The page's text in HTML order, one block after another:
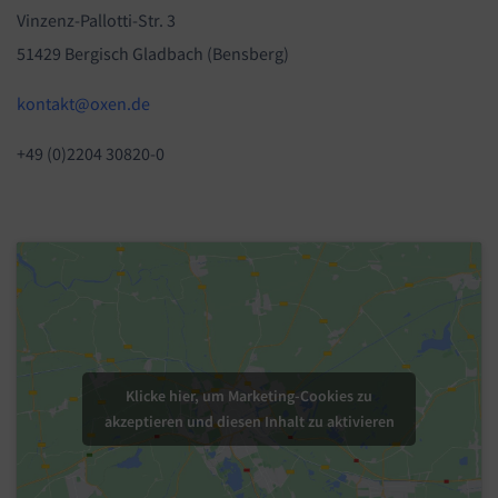
Vinzenz-Pallotti-Str. 3
51429 Bergisch Gladbach (Bensberg)
kontakt@oxen.de
+49 (0)2204 30820-0
Klicke hier, um Marketing-Cookies zu
akzeptieren und diesen Inhalt zu aktivieren